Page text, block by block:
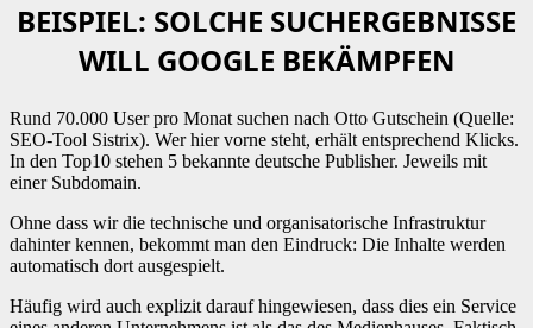
BEISPIEL: SOLCHE SUCHERGEBNISSE
WILL GOOGLE BEKÄMPFEN
Rund 70.000 User pro Monat suchen nach Otto Gutschein (Quelle:
SEO-Tool Sistrix). Wer hier vorne steht, erhält entsprechend Klicks.
In den Top10 stehen 5 bekannte deutsche Publisher. Jeweils mit
einer Subdomain.
Ohne dass wir die technische und organisatorische Infrastruktur
dahinter kennen, bekommt man den Eindruck: Die Inhalte werden
automatisch dort ausgespielt.
Häufig wird auch explizit darauf hingewiesen, dass dies ein Service